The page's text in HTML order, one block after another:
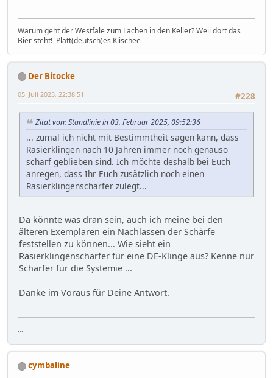
Warum geht der Westfale zum Lachen in den Keller? Weil dort das
Bier steht! Platt(deutsch)es Klischee
Der Bitocke
#228
05. Juli 2025, 22:38:51
Zitat von: Standlinie in 03. Februar 2025, 09:52:36
... zumal ich nicht mit Bestimmtheit sagen kann, dass
Rasierklingen nach 10 Jahren immer noch genauso
scharf geblieben sind. Ich möchte deshalb bei Euch
anregen, dass Ihr Euch zusätzlich noch einen
Rasierklingenschärfer zulegt...
Da könnte was dran sein, auch ich meine bei den
älteren Exemplaren ein Nachlassen der Schärfe
feststellen zu können... Wie sieht ein
Rasierklingenschärfer für eine DE-Klinge aus? Kenne nur
Schärfer für die Systemie ...
Danke im Voraus für Deine Antwort.
...
cymbaline